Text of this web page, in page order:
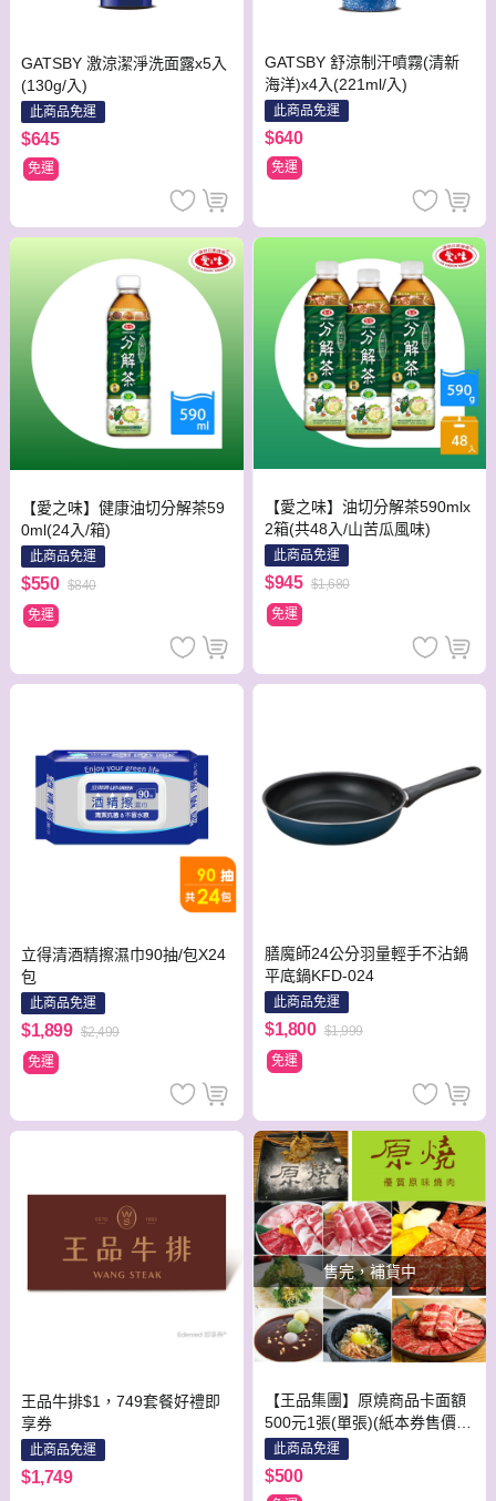
GATSBY 激涼潔淨洗面露x5入
(130g/入)
此商品免運
$645
免運
GATSBY 舒涼制汗噴霧(清新
海洋)x4入(221ml/入)
此商品免運
$640
免運
【愛之味】健康油切分解茶59
0ml(24入/箱)
此商品免運
$550 $840
免運
【愛之味】油切分解茶590mlx
2箱(共48入/山苦瓜風味)
此商品免運
$945 $1,680
免運
立得清酒精擦濕巾90抽/包X24
包
此商品免運
$1,899 $2,499
免運
膳魔師24公分羽量輕手不沾鍋
平底鍋KFD-024
此商品免運
$1,800 $1,999
免運
王品牛排$1，749套餐好禮即
享券
此商品免運
$1,749
售完，補貨中
【王品集團】原燒商品卡面額
500元1張(單張)(紙本券售價含
平台物流處理費用)
此商品免運
$500